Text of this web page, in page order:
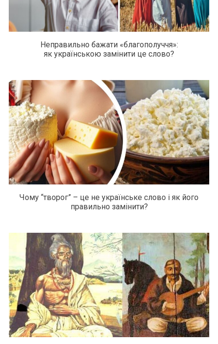
Неправильно бажати «благополуччя»:
як українською замінити це слово?
Чому “творог” – це не українське слово і як його
правильно замінити?